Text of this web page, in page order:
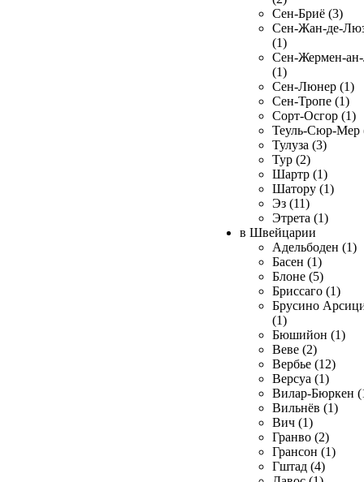
Сен-Бриё (3)
Сен-Жан-де-
(1)
Сен-Жермен-
(1)
Сен-Люнер (1)
Сен-Тропе (1)
Сорт-Осгор (1)
Теуль-Сюр-Мер
Тулуза (3)
Тур (2)
Шартр (1)
Шатору (1)
Эз (11)
Этрета (1)
в Швейцарии
Адельбоден (1)
Басен (1)
Блоне (5)
Бриссаго (1)
Брусино
(1)
Бюшийон (1)
Веве (2)
Вербье (12)
Версуа (1)
Вилар-Бюркен
Вильнёв (1)
Вич (1)
Гранво (2)
Грансон (1)
Гштад (4)